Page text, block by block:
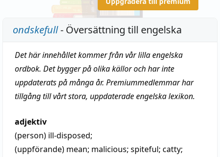
ondskefull- Översättning till engelska
Det här innehållet kommer från vår lilla engelska
ordbok. Det bygger på olika källor och har inte
uppdaterats på många år. Premiummedlemmar har
tillgång till vårt stora, uppdaterade engelska lexikon.
adjektiv
(person) ill-disposed;
(uppförande) mean; malicious; spiteful; catty;